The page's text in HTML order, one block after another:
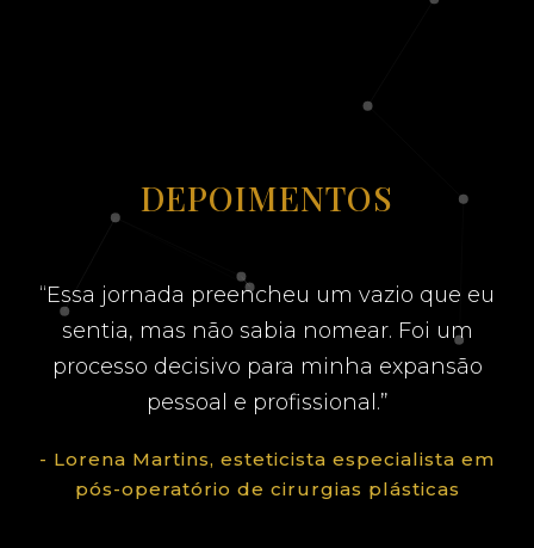
DEPOIMENTOS
“Essa jornada preencheu um vazio que eu
sentia, mas não sabia nomear. Foi um
processo decisivo para minha expansão
pessoal e profissional.”
- Lorena Martins, esteticista especialista em
pós-operatório de cirurgias plásticas